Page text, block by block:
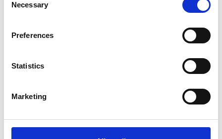
Selection
Necessary
Preferences
Statistics
Marketing